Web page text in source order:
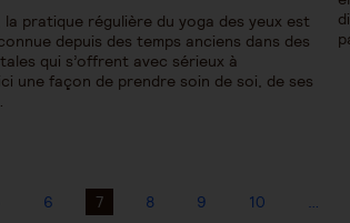
la pratique régulière du yoga des yeux est
depuis des temps anciens dans des
qui s’offrent avec sérieux à
une façon de prendre soin de soi, de ses
6 7 8 9 10 …